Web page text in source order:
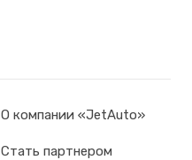
О компании «JetAuto»
Стать партнером